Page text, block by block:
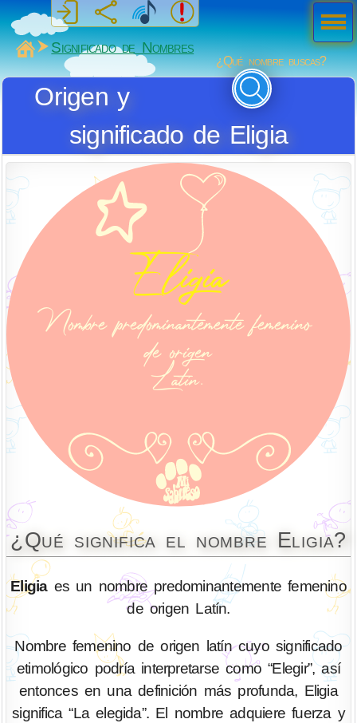
MiSabueso
Significado de Nombres
¿Qué nombre buscas?
Origen y
significado de Eligia
¿Qué significa el nombre Eligia?
Eligiaes un nombre predominantemente femenino
de origen Latín.
Nombre femenino de origen latín cuyo significado
etimológico podría interpretarse como “Elegir”, así
entonces en una definición más profunda, Eligia
significa “La elegida”. El nombre adquiere fuerza y
Men
ú